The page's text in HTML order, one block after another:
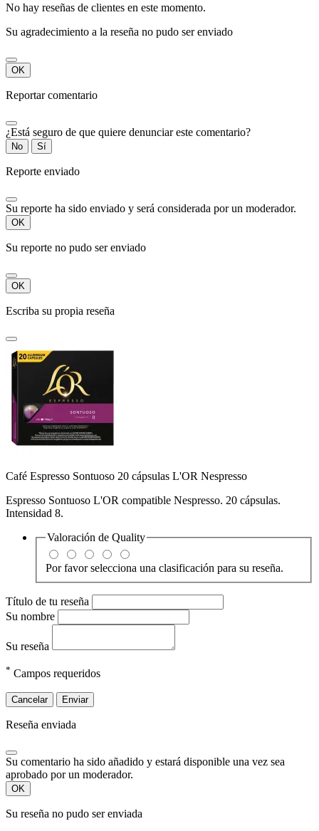
No hay reseñas de clientes en este momento.
Su agradecimiento a la reseña no pudo ser enviado
OK
Reportar comentario
¿Está seguro de que quiere denunciar este comentario?
No Sí
Reporte enviado
Su reporte ha sido enviado y será considerada por un moderador.
OK
Su reporte no pudo ser enviado
OK
Escriba su propia reseña
Café Espresso Sontuoso 20 cápsulas L'OR Nespresso
Espresso Sontuoso L'OR compatible Nespresso. 20 cápsulas.
Intensidad 8.
Valoración de Quality
Por favor selecciona una clasificación para su reseña.
Título de tu reseña
Su nombre
Su reseña
* Campos requeridos
Cancelar Enviar
Reseña enviada
Su comentario ha sido añadido y estará disponible una vez sea
aprobado por un moderador.
OK
Su reseña no pudo ser enviada